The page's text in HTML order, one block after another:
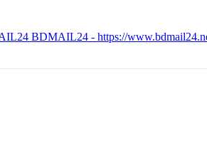
BDMAIL24 - https://